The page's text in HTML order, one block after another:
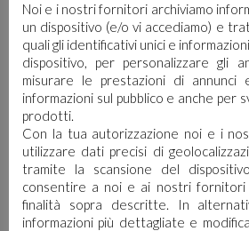
Noi e i nostri fornitori archiviamo
un dispositivo (e/o vi accediamo) e
quali gli identificativi unici e
dispositivo, per personalizzare gli
misurare le prestazioni di annunci
informazioni sul pubblico e anche per
prodotti.
Con la tua autorizzazione noi e i
utilizzare dati precisi di
tramite la scansione del
consentire a noi e ai nostri
finalità sopra descritte. In
informazioni più dettagliate e